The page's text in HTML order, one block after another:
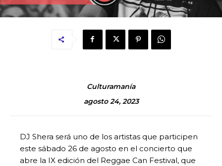
Culturamanía
agosto 24, 2023
DJ Shera será uno de los artistas que participen
este sábado 26 de agosto en el concierto que
abre la IX edición del Reggae Can Festival, que